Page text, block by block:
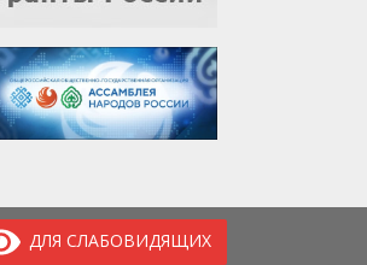
ДЛЯ СЛАБОВИДЯЩИХ